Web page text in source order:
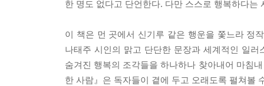
한 명도 없다고 단언한다. 다만 스스로 행복하다
이 책은 먼 곳에서 신기루 같은 행운을 쫓느라 정
나태주 시인의 맑고 단단한 문장과 세계적인 일
숨겨진 행복의 조각들을 하나하나 찾아내어 마침
한 사람』은 독자들이 곁에 두고 오래도록 펼쳐볼